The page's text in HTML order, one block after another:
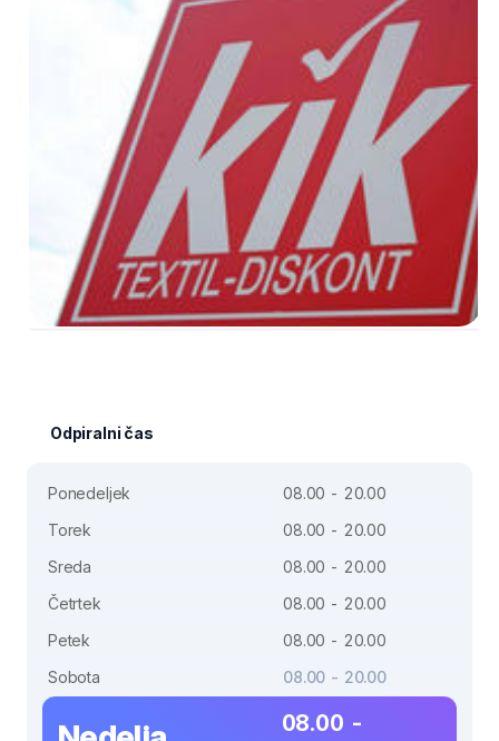
Odpiralni čas
Ponedeljek
08.00 - 20.00
Torek
08.00 - 20.00
Sreda
08.00 - 20.00
Četrtek
08.00 - 20.00
Petek
08.00 - 20.00
Sobota
08.00 - 20.00
08.00 -